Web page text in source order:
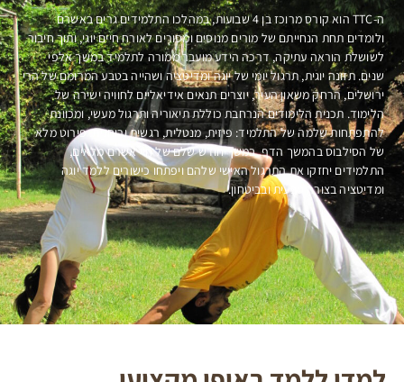
ה-TTC הוא קורס מרוכז בן 4 שבועות, במהלכו התלמידים גרים באשרם
ולומדים תחת הנחייתם של מורים מנוסים ומסורים לאורח חיים יוגי, ותוך חיבור
לשושלת הוראה עתיקה, דרכה הידע מועבר ממורה לתלמיד במשך אלפי
שנים. תזונה יוגית, תרגול יומי של יוגה ומדיטציה ושהייה בטבע המרומם של הרי
ירושלים, הרחק משאון העיר, יוצרים תנאים אידיאליים לחוויה ישירה של
הלימוד. תכנית הלימודים הנרחבת כוללת תיאוריה ותרגול מעשי, ומכוונת
להתפתחות שלמה של התלמיד: פיזית, מנטלית, רגשית ורוחנית. פירוט מלא
של הסילבוס בהמשך הדף. במשך חודש שלם של חיי אשרם מלאים,
התלמידים יחזקו את התרגול האישי שלהם ויפתחו כישורים ללמד יוגה
ומדיטציה בצורה טבעית ובביטחון.